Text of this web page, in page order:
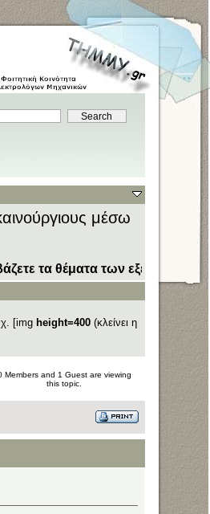
μέσω
θέματα των εξετάσεων στον
[img height=400 (κλείνει η
Members and 1 Guest are viewing
this topic.